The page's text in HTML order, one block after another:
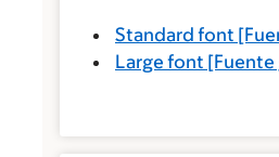
Standard font
Large font [Fuente